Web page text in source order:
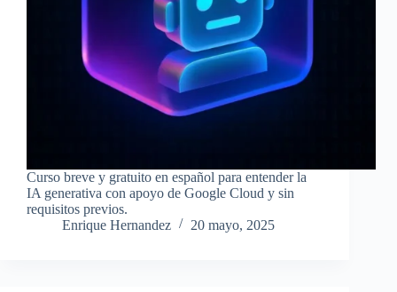
Curso breve y gratuito en español para entender la
IA generativa con apoyo de Google Cloud y sin
requisitos previos.
Enrique Hernandez
20 mayo, 2025